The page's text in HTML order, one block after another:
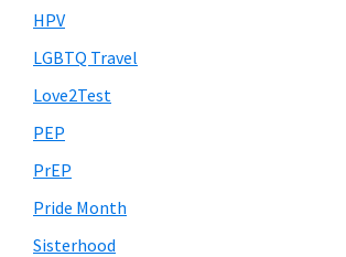
HPV
LGBTQ Travel
Love2Test
PEP
PrEP
Pride Month
Sisterhood